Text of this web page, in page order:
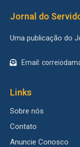
Jornal do
Uma publicação do
Email:
Links
Sobre nós
Contato
Anuncie Conosco